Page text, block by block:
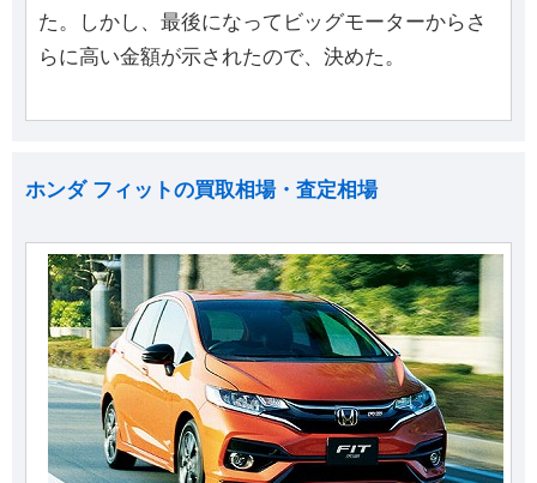
た。しかし、最後になってビッグモーターからさ
らに高い金額が示されたので、決めた。
ホンダ フィットの買取相場・査定相場